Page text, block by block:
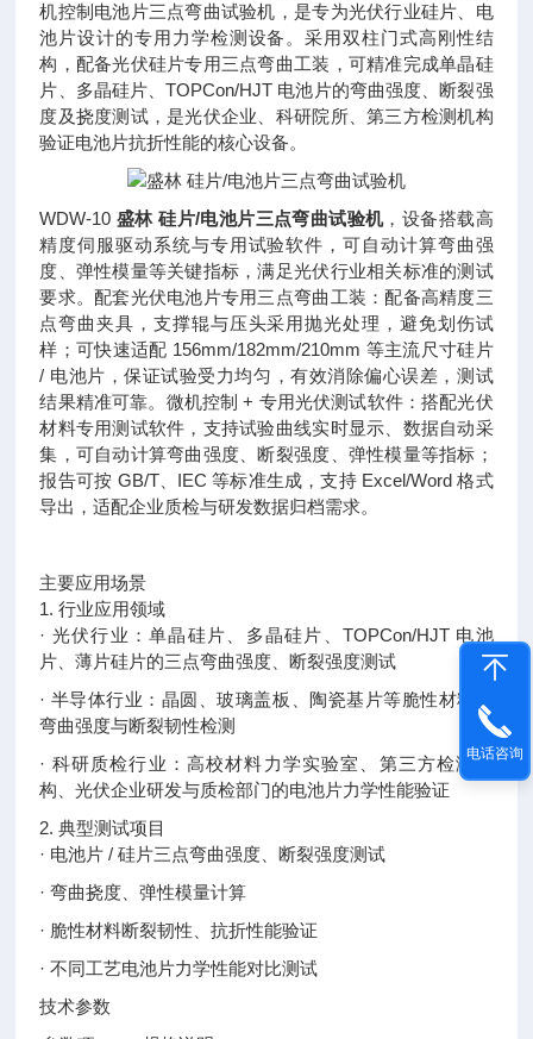
机控制电池片三点弯曲试验机，是专为光伏行业硅片、电
池片设计的专用力学检测设备。采用双柱门式高刚性结
构，配备光伏硅片专用三点弯曲工装，可精准完成单晶硅
片、多晶硅片、TOPCon/HJT 电池片的弯曲强度、断裂强
度及挠度测试，是光伏企业、科研院所、第三方检测机构
验证电池片抗折性能的核心设备。
WDW-10 盛林 硅片/电池片三点弯曲试验机，设备搭载高
精度伺服驱动系统与专用试验软件，可自动计算弯曲强
度、弹性模量等关键指标，满足光伏行业相关标准的测试
要求。配套光伏电池片专用三点弯曲工装：配备高精度三
点弯曲夹具，支撑辊与压头采用抛光处理，避免划伤试
样；可快速适配 156mm/182mm/210mm 等主流尺寸硅片
/ 电池片，保证试验受力均匀，有效消除偏心误差，测试
结果精准可靠。微机控制 + 专用光伏测试软件：搭配光伏
材料专用测试软件，支持试验曲线实时显示、数据自动采
集，可自动计算弯曲强度、断裂强度、弹性模量等指标；
报告可按 GB/T、IEC 等标准生成，支持 Excel/Word 格式
导出，适配企业质检与研发数据归档需求。
主要应用场景
1. 行业应用领域
· 光伏行业：单晶硅片、多晶硅片、TOPCon/HJT 电池
片、薄片硅片的三点弯曲强度、断裂强度测试
· 半导体行业：晶圆、玻璃盖板、陶瓷基片等脆性材料的
弯曲强度与断裂韧性检测
· 科研质检行业：高校材料力学实验室、第三方检测机
构、光伏企业研发与质检部门的电池片力学性能验证
2. 典型测试项目
· 电池片 / 硅片三点弯曲强度、断裂强度测试
· 弯曲挠度、弹性模量计算
· 脆性材料断裂韧性、抗折性能验证
· 不同工艺电池片力学性能对比测试
技术参数
电话咨询